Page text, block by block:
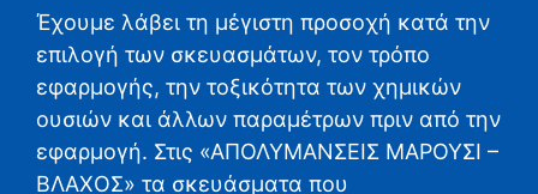
Έχουμε λάβει τη μέγιστη προσοχή κατά την
επιλογή των σκευασμάτων, τον τρόπο
εφαρμογής, την τοξικότητα των χημικών
ουσιών και άλλων παραμέτρων πριν από την
εφαρμογή. Στις «ΑΠΟΛΥΜΑΝΣΕΙΣ ΜΑΡΟΥΣΙ –
ΒΛΑΧΟΣ» τα σκευάσματα που